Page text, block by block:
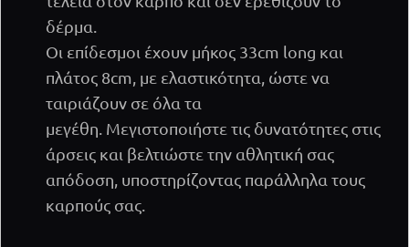
δέρμα.
Οι επίδεσμοι έχουν μήκος 33cm long και
πλάτος 8cm, με ελαστικότητα, ώστε να
ταιριάζουν σε όλα τα
μεγέθη. Μεγιστοποιήστε τις δυνατότητες στις
άρσεις και βελτιώστε την αθλητική σας
απόδοση, υποστηρίζοντας παράλληλα τους
καρπούς σας.